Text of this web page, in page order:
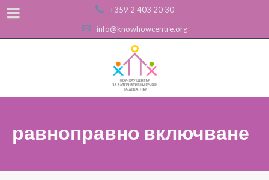
+359 2 403 20 30
info@knowhowcentre.org
равноправно включване